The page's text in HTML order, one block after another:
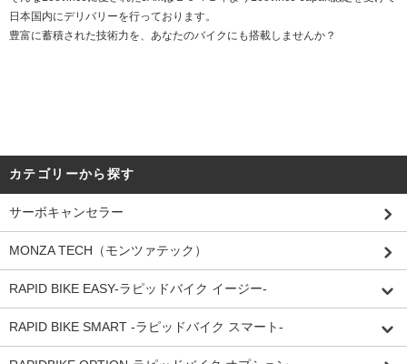
日本国内にデリバリーを行っております。
豊富に蓄積された技術力を、あなたのバイクにも搭載しませんか？
カテゴリーから探す
サーボキャンセラー
MONZA TECH（モンツァテック）
RAPID BIKE EASY-ラピッドバイク イージー-
RAPID BIKE SMART -ラピッドバイク スマート-